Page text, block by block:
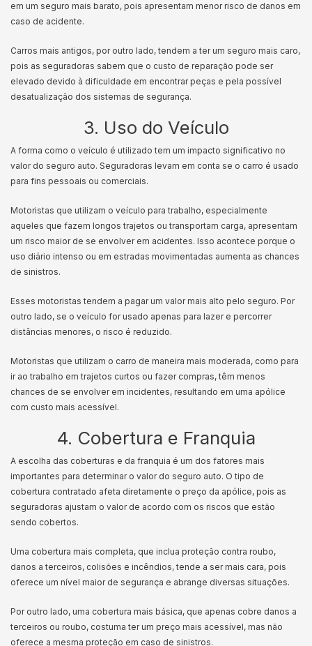
em um seguro mais barato, pois apresentam menor risco de danos em
caso de acidente.
Carros mais antigos, por outro lado, tendem a ter um seguro mais caro,
pois as seguradoras sabem que o custo de reparação pode ser
elevado devido à dificuldade em encontrar peças e pela possível
desatualização dos sistemas de segurança.
3. Uso do Veículo
A forma como o veículo é utilizado tem um impacto significativo no
valor do seguro auto. Seguradoras levam em conta se o carro é usado
para fins pessoais ou comerciais.
Motoristas que utilizam o veículo para trabalho, especialmente
aqueles que fazem longos trajetos ou transportam carga, apresentam
um risco maior de se envolver em acidentes. Isso acontece porque o
uso diário intenso ou em estradas movimentadas aumenta as chances
de sinistros.
Esses motoristas tendem a pagar um valor mais alto pelo seguro. Por
outro lado, se o veículo for usado apenas para lazer e percorrer
distâncias menores, o risco é reduzido.
Motoristas que utilizam o carro de maneira mais moderada, como para
ir ao trabalho em trajetos curtos ou fazer compras, têm menos
chances de se envolver em incidentes, resultando em uma apólice
com custo mais acessível.
4. Cobertura e Franquia
A escolha das coberturas e da franquia é um dos fatores mais
importantes para determinar o valor do seguro auto. O tipo de
cobertura contratado afeta diretamente o preço da apólice, pois as
seguradoras ajustam o valor de acordo com os riscos que estão
sendo cobertos.
Uma cobertura mais completa, que inclua proteção contra roubo,
danos a terceiros, colisões e incêndios, tende a ser mais cara, pois
oferece um nível maior de segurança e abrange diversas situações.
Por outro lado, uma cobertura mais básica, que apenas cobre danos a
terceiros ou roubo, costuma ter um preço mais acessível, mas não
oferece a mesma proteção em caso de sinistros.